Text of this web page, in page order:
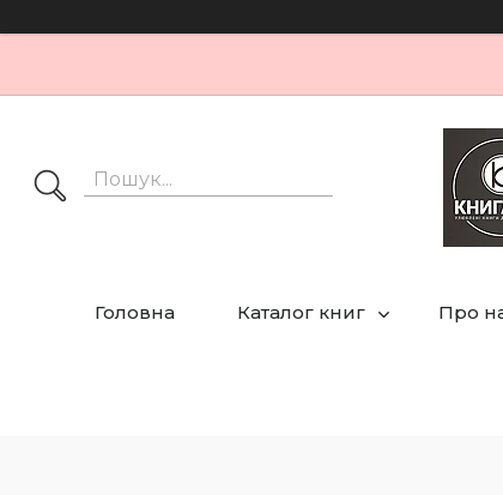
Головна Каталог книг Про